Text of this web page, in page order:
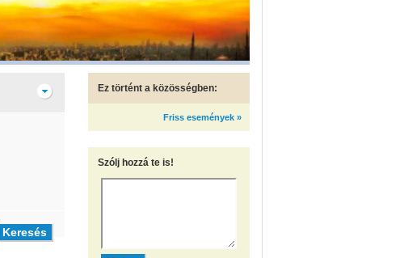
Ez történt a közösségben:
Friss események »
Szólj hozzá te is!